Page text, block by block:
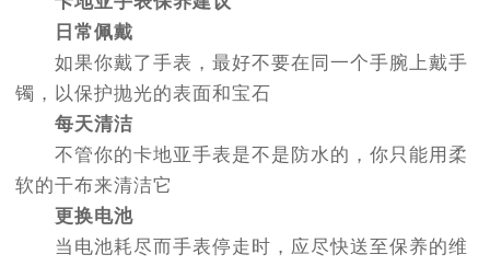
日常佩戴
如果你戴了手表，最好不要在同一个手腕上戴手
镯，以保护抛光的表面和宝石
每天清洁
不管你的卡地亚手表是不是防水的，你只能用柔
软的干布来清洁它
更换电池
当电池耗尽而手表停走时，应尽快送至保养的维